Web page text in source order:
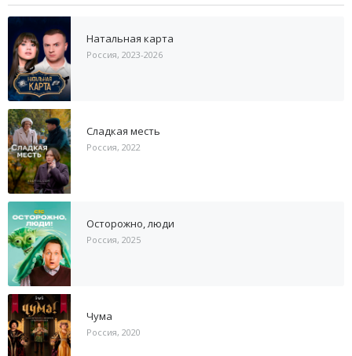
Натальная карта
Россия, 2023-2026
Сладкая месть
Россия, 2022
Осторожно, люди
Россия, 2025
Чума
Россия, 2020